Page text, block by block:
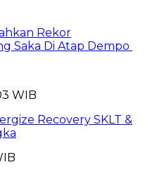
Rekor
Saka Di Atap Dempo
WIB
Recovery SKLT &